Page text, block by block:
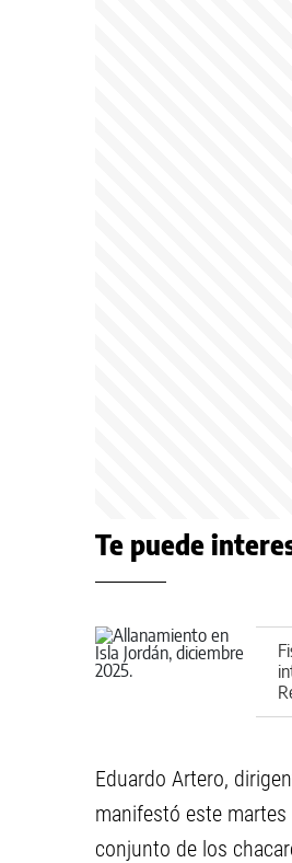
Te puede
Eduardo Artero,
manifestó este
conjunto de los